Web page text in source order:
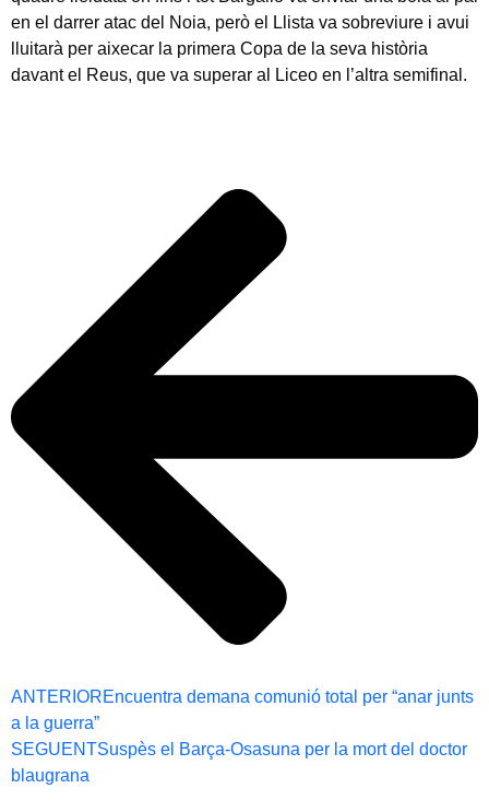
en el darrer atac del Noia, però el Llista va sobreviure i avui
lluitarà per aixecar la primera Copa de la seva història
davant el Reus, que va superar al Liceo en l’altra semifinal.
ANTERIOREncuentra demana comunió total per “anar junts
a la guerra”
SEGUENTSuspès el Barça-Osasuna per la mort del doctor
blaugrana